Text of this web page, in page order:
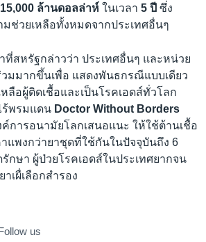
15,000 ล้านดอลล่าห์ ในเวลา 5 ปี ซึ่ง
ช่วยเหลือทั้งหมดจากประเทศอื่นๆ
ที่สหรัฐกล่าวว่า ประเทศอื่นๆ และหน่วย
มมากขึ้นเพื่อ แสดงพันธกรณีแบบเดียว
ลือผู้ติดเชื้อและเป็นโรคเอดส์ทั่วโลก
ร้พรมแดน Doctor Without Borders
การอนามัยโลกเสนอแนะ ให้ใช้ต้านเชื้อ
แพงกว่ายาชุดที่ใช้กันในปัจจุบันถึง 6
กษา ผู้ป่วยโรคเอดส์ในประเทศยากจน
เผื่เลือกสำรอง
Follow us